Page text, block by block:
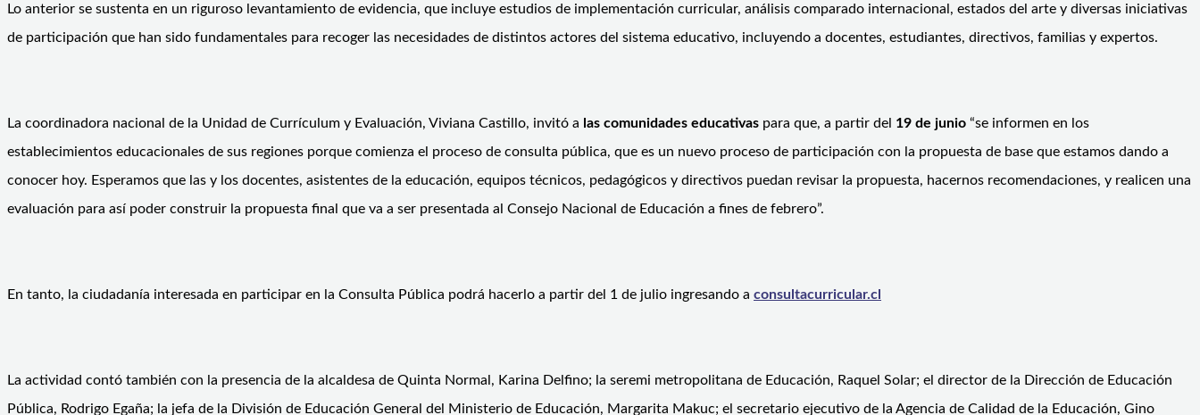
Lo anterior se sustenta en un riguroso levantamiento de evidencia, que incluye estudios de implementación curricular, análisis comparado internacional, estados del arte y diversas iniciativas
de participación que han sido fundamentales para recoger las necesidades de distintos actores del sistema educativo, incluyendo a docentes, estudiantes, directivos, familias y expertos.
La coordinadora nacional de la Unidad de Currículum y Evaluación, Viviana Castillo, invitó a las comunidades educativas para que, a partir del 19 de junio “se informen en los
establecimientos educacionales de sus regiones porque comienza el proceso de consulta pública, que es un nuevo proceso de participación con la propuesta de base que estamos dando a
conocer hoy. Esperamos que las y los docentes, asistentes de la educación, equipos técnicos, pedagógicos y directivos puedan revisar la propuesta, hacernos recomendaciones, y realicen una
evaluación para así poder construir la propuesta final que va a ser presentada al Consejo Nacional de Educación a fines de febrero”.
En tanto, la ciudadanía interesada en participar en la Consulta Pública podrá hacerlo a partir del 1 de julio ingresando a consultacurricular.cl
La actividad contó también con la presencia de la alcaldesa de Quinta Normal, Karina Delfino; la seremi metropolitana de Educación, Raquel Solar; el director de la Dirección de Educación
Pública, Rodrigo Egaña; la jefa de la División de Educación General del Ministerio de Educación, Margarita Makuc; el secretario ejecutivo de la Agencia de Calidad de la Educación, Gino